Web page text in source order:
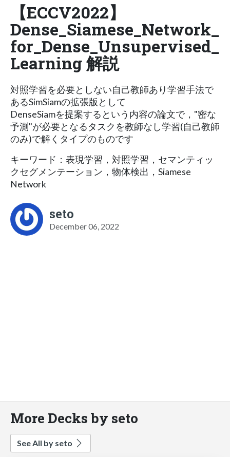
【ECCV2022】
Dense_Siamese_Network_
for_Dense_Unsupervised_
Learning 解説
対照学習を必要としない自己教師あり学習手法で
あるSimSiamの拡張版として
DenseSiamを提案するという内容の論文で，"密な
予測"が必要となるタスクを教師なし学習(自己教師
のみ)で解くタイプのものです
キーワード：表現学習，対照学習，セマンティッ
クセグメンテーション，物体検出，Siamese
Network
seto
December 06, 2022
More Decks by seto
See All by seto